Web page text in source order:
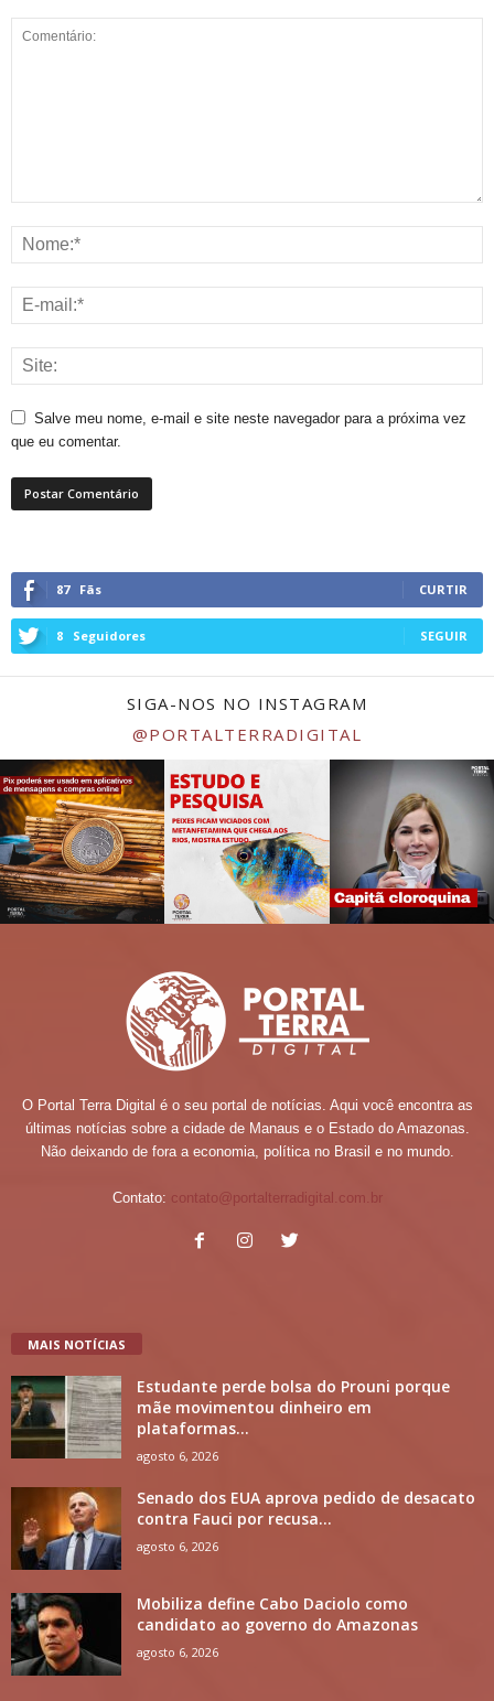
Salve meu nome, e-mail e site neste navegador para a próxima vez
que eu comentar.
87 Fãs CURTIR
8 Seguidores SEGUIR
SIGA-NOS NO INSTAGRAM
@PORTALTERRADIGITAL
O Portal Terra Digital é o seu portal de notícias. Aqui você encontra as
últimas notícias sobre a cidade de Manaus e o Estado do Amazonas.
Não deixando de fora a economia, política no Brasil e no mundo.
Contato: contato@portalterradigital.com.br
MAIS NOTÍCIAS
Estudante perde bolsa do Prouni porque
mãe movimentou dinheiro em
plataformas...
agosto 6, 2026
Senado dos EUA aprova pedido de desacato
contra Fauci por recusa...
agosto 6, 2026
Mobiliza define Cabo Daciolo como
candidato ao governo do Amazonas
agosto 6, 2026